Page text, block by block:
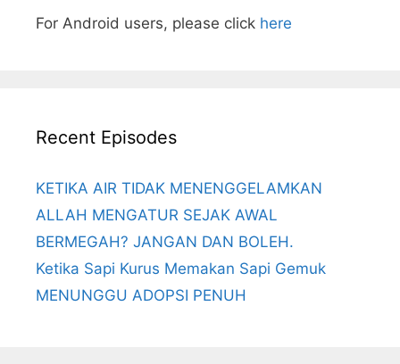
For Android users, please click here
Recent Episodes
KETIKA AIR TIDAK MENENGGELAMKAN
ALLAH MENGATUR SEJAK AWAL
BERMEGAH? JANGAN DAN BOLEH.
Ketika Sapi Kurus Memakan Sapi Gemuk
MENUNGGU ADOPSI PENUH